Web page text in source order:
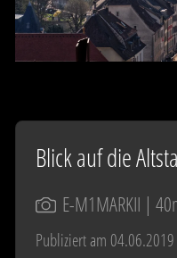
Blick auf die
E-M1MARKII |
Publiziert am 04.06.2019